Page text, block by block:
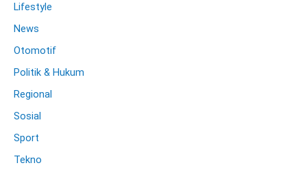
Lifestyle
News
Otomotif
Politik & Hukum
Regional
Sosial
Sport
Tekno